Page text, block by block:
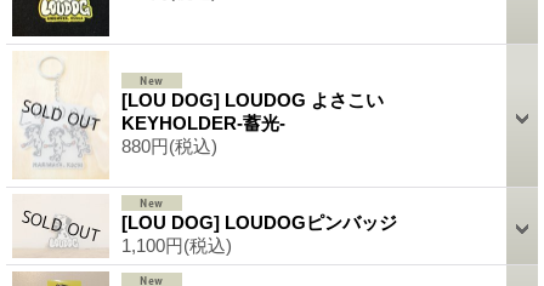
[LOU DOG] LOUDOG よさこい
KEYHOLDER-蓄光-
880円(税込)
[LOU DOG] LOUDOGピンバッジ
1,100円(税込)